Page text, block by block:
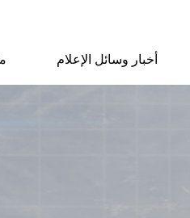
أخبار وسائل الإعلام